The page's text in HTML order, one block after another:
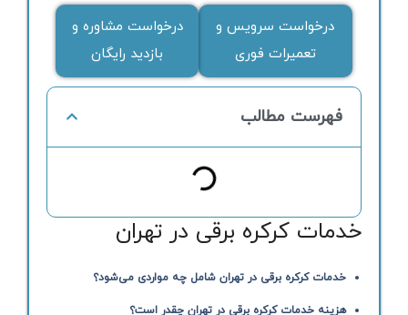
درخواست سرویس و
تعمیرات فوری
درخواست مشاوره و
بازدید رایگان
فهرست مطالب
خدمات کرکره برقی در تهران
خدمات کرکره برقی در تهران شامل چه مواردی می‌شود؟
هزینه خدمات کرکره برقی در تهران چقدر است؟